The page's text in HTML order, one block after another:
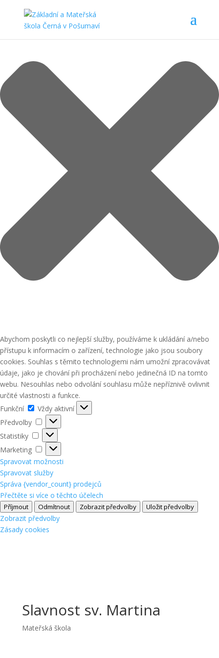
Abychom poskytli co nejlepší služby, používáme k ukládání a/nebo
přístupu k informacím o zařízení, technologie jako jsou soubory
cookies. Souhlas s těmito technologiemi nám umožní zpracovávat
údaje, jako je chování při procházení nebo jedinečná ID na tomto
webu. Nesouhlas nebo odvolání souhlasu může nepříznivě ovlivnit
určité vlastnosti a funkce.
Funkční
Funkční
Vždy aktivní
Předvolby
Předvolby
Statistiky
Statistiky
Marketing
Marketing
Spravovat možnosti
Spravovat služby
Správa {vendor_count} prodejců
Přečtěte si více o těchto účelech
Příjmout Odmítnout Zobrazit předvolby Uložit předvolby
Zobrazit předvolby
Zásady cookies
Slavnost sv. Martina
Mateřská škola